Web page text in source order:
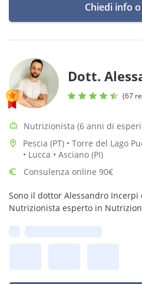
Chiedi info
Dott.
(67
Nutrizionista (6 anni di
Pescia (PT) • Torre del Lago
• Lucca • Asciano (PI)
Consulenza online 90€
Sono il dottor Alessandro Incerpi
Nutrizionista esperto in